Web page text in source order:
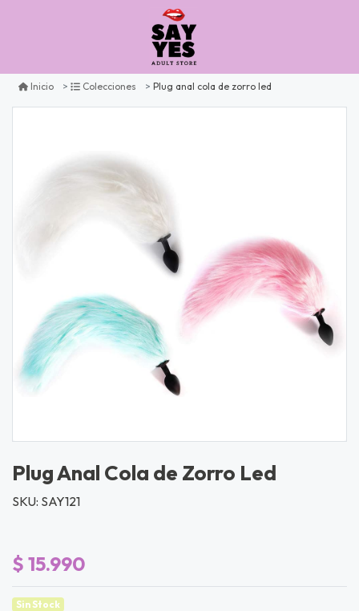
Inicio Colecciones Plug anal cola de zorro led
Plug Anal Cola de Zorro Led
SKU: SAY121
$ 15.990
Sin Stock